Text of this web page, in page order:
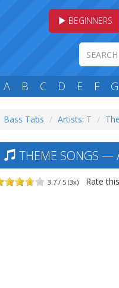
BEGINNERS
A B C D E F G
Bass Tabs Artists: T
THEME SONGS —
3.7 / 5 (3x) Rate